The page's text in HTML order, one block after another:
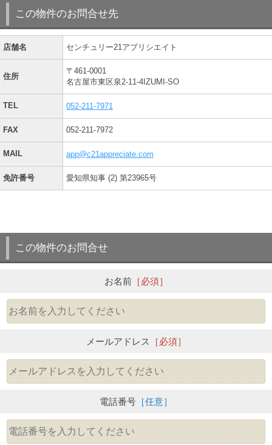
この物件のお問合せ先
店舗名 センチュリー21アプリシエイト
住所
〒461-0001
名古屋市東区泉2-11-4IZUMI-SO
TEL 052-211-7971
FAX 052-211-7972
MAIL app@c21appreciate.com
免許番号 愛知県知事 (2) 第23965号
この物件のお問合せ
お名前［必須］
メールアドレス ［必須］
電話番号 ［任意］